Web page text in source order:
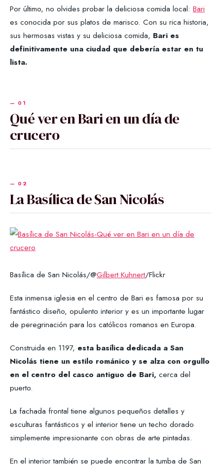
Por último, no olvides probar la deliciosa comida local: Bari
es conocida por sus platos de marisco. Con su rica historia,
sus hermosas vistas y su deliciosa comida, Bari es
definitivamente una ciudad que debería estar en tu
lista.
Qué ver en Bari en un día de
crucero
La Basílica de San Nicolás
Basílica de San Nicolás/@Gilbert Kuhnert/Flickr
Esta inmensa iglesia en el centro de Bari es famosa por su
fantástico diseño, opulento interior y es un importante lugar
de peregrinación para los católicos romanos en Europa.
Construida en 1197, esta basílica dedicada a San
Nicolás tiene un estilo románico y se alza con orgullo
en el centro del casco antiguo de Bari, cerca del
puerto.
La fachada frontal tiene algunos pequeños detalles y
esculturas fantásticos y el interior tiene un techo dorado
simplemente impresionante con obras de arte pintadas.
En el interior también se puede encontrar la tumba de San